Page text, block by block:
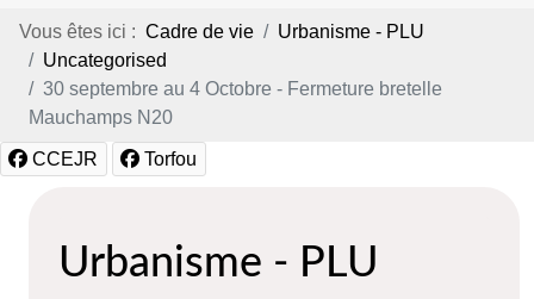
Vous êtes ici : Cadre de vie
Urbanisme - PLU
Uncategorised
30 septembre au 4 Octobre - Fermeture bretelle
Mauchamps N20
CCEJR Torfou
Urbanisme - PLU